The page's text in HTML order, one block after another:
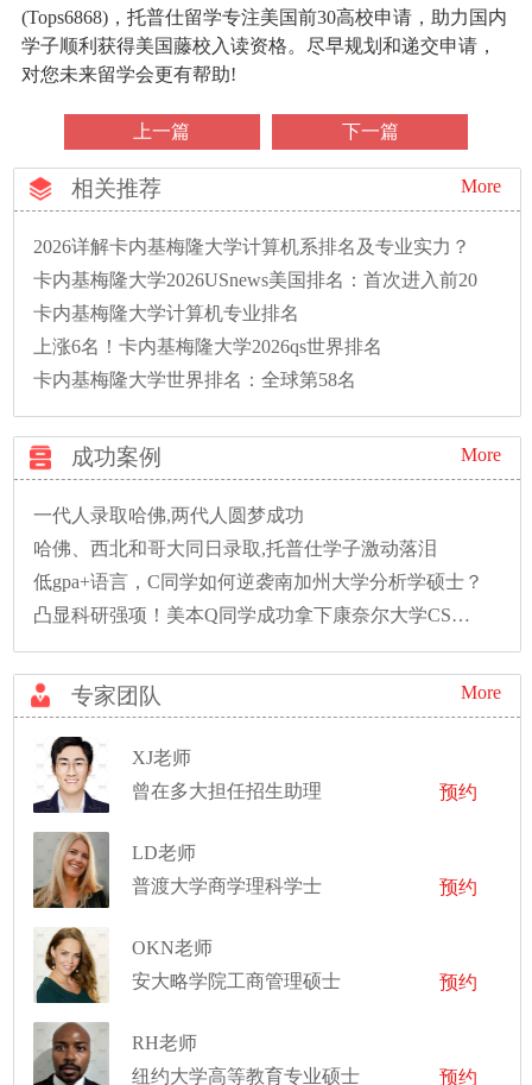
(Tops6868)，托普仕留学专注美国前30高校申请，助力国内
学子顺利获得美国藤校入读资格。尽早规划和递交申请，
对您未来留学会更有帮助!
上一篇 下一篇
相关推荐 More
2026详解卡内基梅隆大学计算机系排名及专业实力？
卡内基梅隆大学2026USnews美国排名：首次进入前20
卡内基梅隆大学计算机专业排名
上涨6名！卡内基梅隆大学2026qs世界排名
卡内基梅隆大学世界排名：全球第58名
成功案例 More
一代人录取哈佛,两代人圆梦成功
哈佛、西北和哥大同日录取,托普仕学子激动落泪
低gpa+语言，C同学如何逆袭南加州大学分析学硕士？
凸显科研强项！美本Q同学成功拿下康奈尔大学CS硕士录取！
专家团队 More
XJ老师
曾在多大担任招生助理
预约
LD老师
普渡大学商学理科学士
预约
OKN老师
安大略学院工商管理硕士
预约
RH老师
纽约大学高等教育专业硕士
预约